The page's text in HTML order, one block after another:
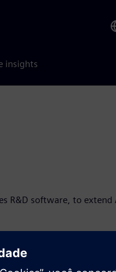
insights
R&D software, to extend